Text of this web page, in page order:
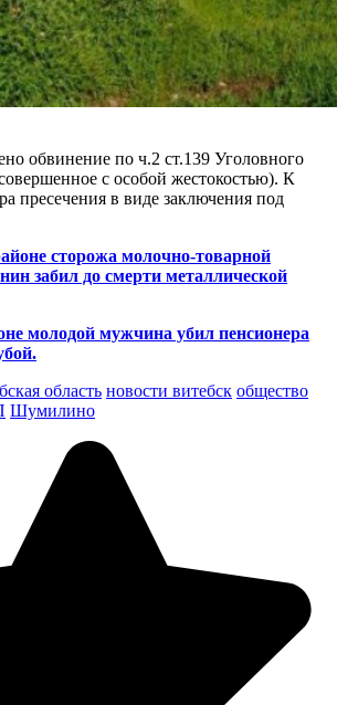
обвинение по ч.2 ст.139 Уголовного
с особой жестокостью). К
пресечения в виде заключения под
сторожа молочно-товарной
забил до смерти металлической
молодой мужчина убил пенсионера
область новости витебск общество
Шумилино